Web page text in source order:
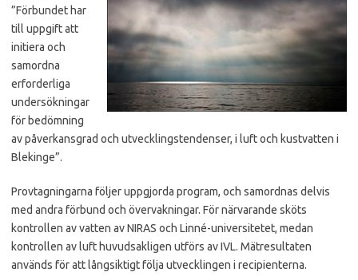
”Förbundet har
till uppgift att
initiera och
samordna
erforderliga
undersökningar
för bedömning
av påverkansgrad och utvecklingstendenser, i luft och kustvatten i
Blekinge”.
Provtagningarna följer uppgjorda program, och samordnas delvis
med andra förbund och övervakningar. För närvarande sköts
kontrollen av vatten av NIRAS och Linné-universitetet, medan
kontrollen av luft huvudsakligen utförs av IVL. Mätresultaten
används för att långsiktigt följa utvecklingen i recipienterna.